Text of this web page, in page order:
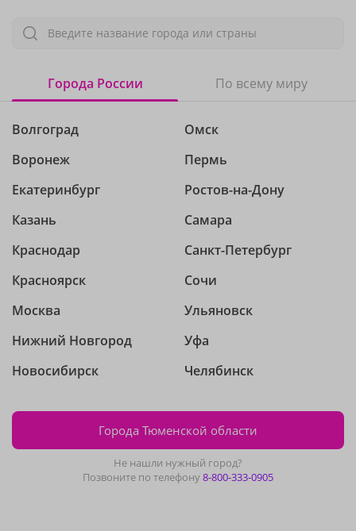
Введите название города или страны
Города России По всему миру
Волгоград
Воронеж
Екатеринбург
Казань
Краснодар
Красноярск
Москва
Нижний Новгород
Новосибирск
Омск
Пермь
Ростов-на-Дону
Самара
Санкт-Петербург
Сочи
Ульяновск
Уфа
Челябинск
Города Тюменской области
Не нашли нужный город?
Позвоните по телефону8-800-333-0905